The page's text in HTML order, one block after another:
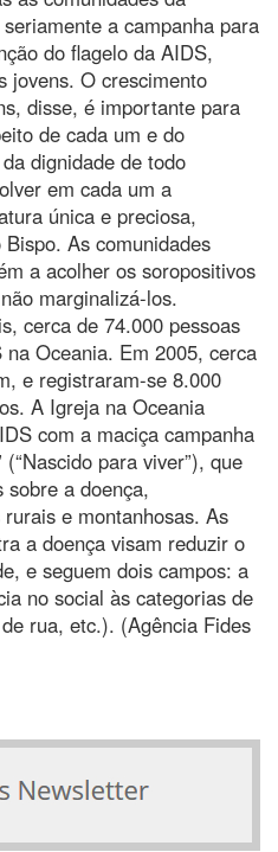
a campanha para
do flagelo da AIDS,
jovens. O crescimento
disse, é importante para
de cada um e do
dignidade de todo
em cada um a
única e preciosa,
As comunidades
a acolher os soropositivos
marginalizá-los.
cerca de 74.000 pessoas
Oceania. Em 2005, cerca
e registraram-se 8.000
A Igreja na Oceania
com a maciça campanha
para viver”), que
a doença,
e montanhosas. As
a doença visam reduzir o
e seguem dois campos: a
no social às categorias de
rua, etc.). (Agência Fides